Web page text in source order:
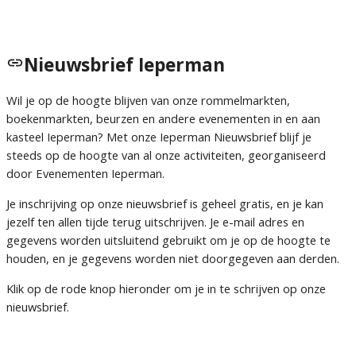
Nieuwsbrief Ieperman
Wil je op de hoogte blijven van onze rommelmarkten,
boekenmarkten, beurzen en andere evenementen in en aan
kasteel Ieperman? Met onze Ieperman Nieuwsbrief blijf je
steeds op de hoogte van al onze activiteiten, georganiseerd
door Evenementen Ieperman.
Je inschrijving op onze nieuwsbrief is geheel gratis, en je kan
jezelf ten allen tijde terug uitschrijven. Je e-mail adres en
gegevens worden uitsluitend gebruikt om je op de hoogte te
houden, en je gegevens worden niet doorgegeven aan derden.
Klik op de rode knop hieronder om je in te schrijven op onze
nieuwsbrief.